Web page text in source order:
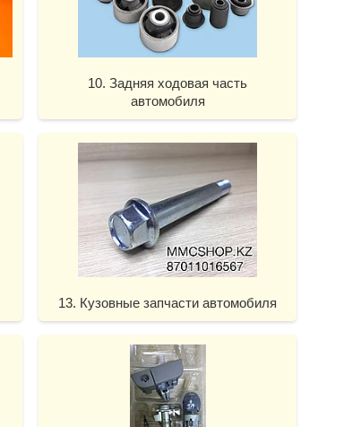
10. Задняя ходовая часть
автомобиля
13. Кузовные запчасти автомобиля